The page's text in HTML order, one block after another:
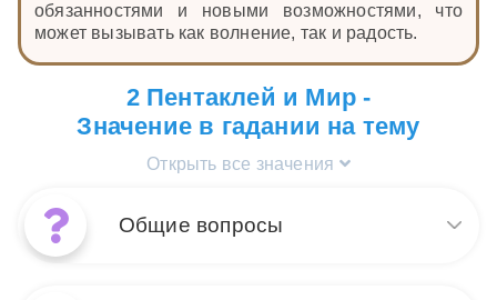
обязанностями и новыми возможностями, что
может вызывать как волнение, так и радость.
2 Пентаклей и Мир -
Значение в гадании на тему
Открыть все значения
Общие вопросы